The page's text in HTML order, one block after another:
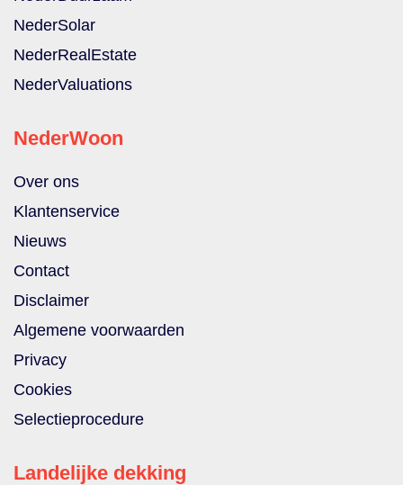
NederSolar
NederRealEstate
NederValuations
NederWoon
Over ons
Klantenservice
Nieuws
Contact
Disclaimer
Algemene voorwaarden
Privacy
Cookies
Selectieprocedure
Landelijke dekking